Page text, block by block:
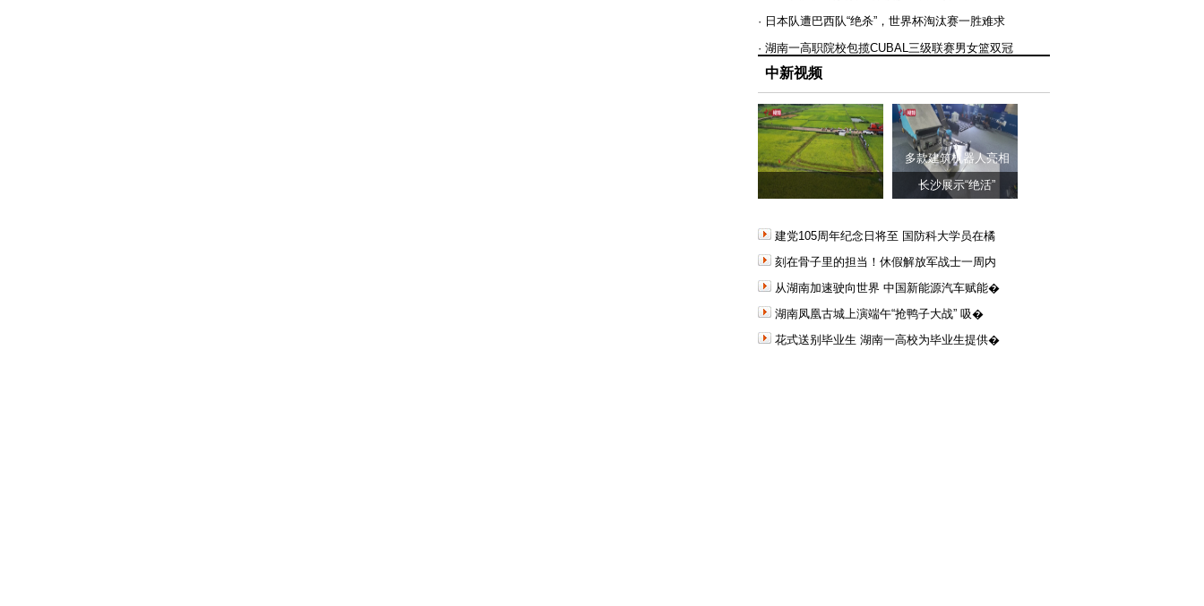
· 日本队遭巴西队“绝杀”，世界杯淘汰赛一胜难求
· 湖南一高职院校包揽CUBAL三级联赛男女篮双冠
中新视频
多款建筑机器人亮相
长沙展示“绝活”
建党105周年纪念日将至 国防科大学员在橘
刻在骨子里的担当！休假解放军战士一周内
从湖南加速驶向世界 中国新能源汽车赋能�
湖南凤凰古城上演端午“抢鸭子大战” 吸�
花式送别毕业生 湖南一高校为毕业生提供�